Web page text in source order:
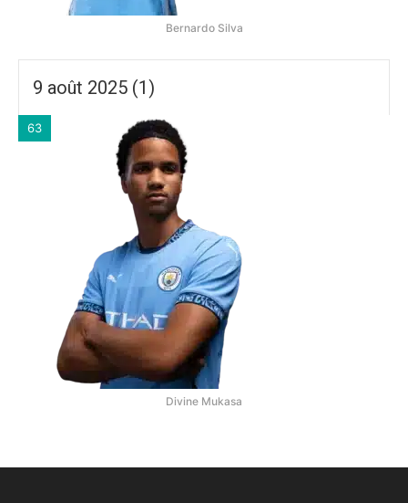
Bernardo Silva
9 août 2025 (1)
63
Divine Mukasa